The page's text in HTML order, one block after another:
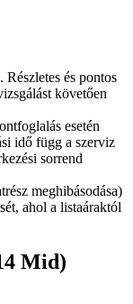
és pontos
követően
esetén
idő függ a szerviz
sorrend
meghibásodása)
ahol a listaáraktól
Mid)